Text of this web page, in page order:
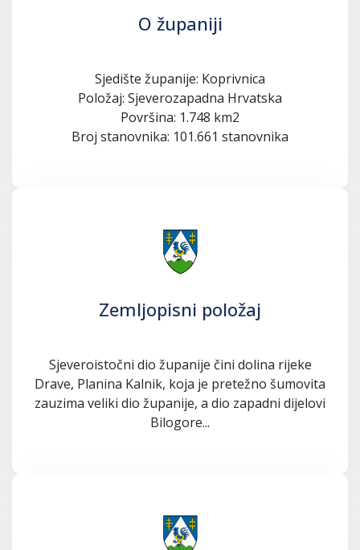
O županiji
Sjedište županije: Koprivnica
Položaj: Sjeverozapadna Hrvatska
Površina: 1.748 km2
Broj stanovnika: 101.661 stanovnika
Zemljopisni položaj
Sjeveroistočni dio županije čini dolina rijeke
Drave, Planina Kalnik, koja je pretežno šumovita
zauzima veliki dio županije, a dio zapadni dijelovi
Bilogore...